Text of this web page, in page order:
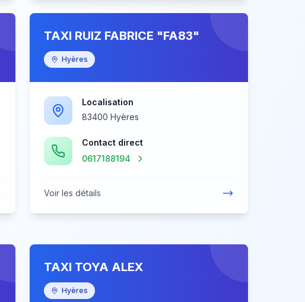
TAXI RUIZ FABRICE "FA83"
Hyères
Localisation
83400 Hyères
Contact direct
0617188194
Voir les détails
TAXI TOYA ALEX
Hyères